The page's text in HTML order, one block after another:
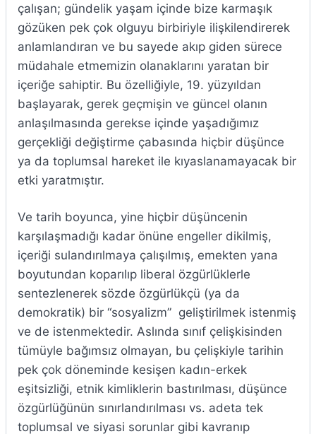
çalışan; gündelik yaşam içinde bize karmaşık
gözüken pek çok olguyu birbiriyle ilişkilendirerek
anlamlandıran ve bu sayede akıp giden sürece
müdahale etmemizin olanaklarını yaratan bir
içeriğe sahiptir. Bu özelliğiyle, 19. yüzyıldan
başlayarak, gerek geçmişin ve güncel olanın
anlaşılmasında gerekse içinde yaşadığımız
gerçekliği değiştirme çabasında hiçbir düşünce
ya da toplumsal hareket ile kıyaslanamayacak bir
etki yaratmıştır.
Ve tarih boyunca, yine hiçbir düşüncenin
karşılaşmadığı kadar önüne engeller dikilmiş,
içeriği sulandırılmaya çalışılmış, emekten yana
boyutundan koparılıp liberal özgürlüklerle
sentezlenerek sözde özgürlükçü (ya da
demokratik) bir “sosyalizm” geliştirilmek istenmiş
ve de istenmektedir. Aslında sınıf çelişkisinden
tümüyle bağımsız olmayan, bu çelişkiyle tarihin
pek çok döneminde kesişen kadın-erkek
eşitsizliği, etnik kimliklerin bastırılması, düşünce
özgürlüğünün sınırlandırılması vs. adeta tek
toplumsal ve siyasi sorunlar gibi kavranıp